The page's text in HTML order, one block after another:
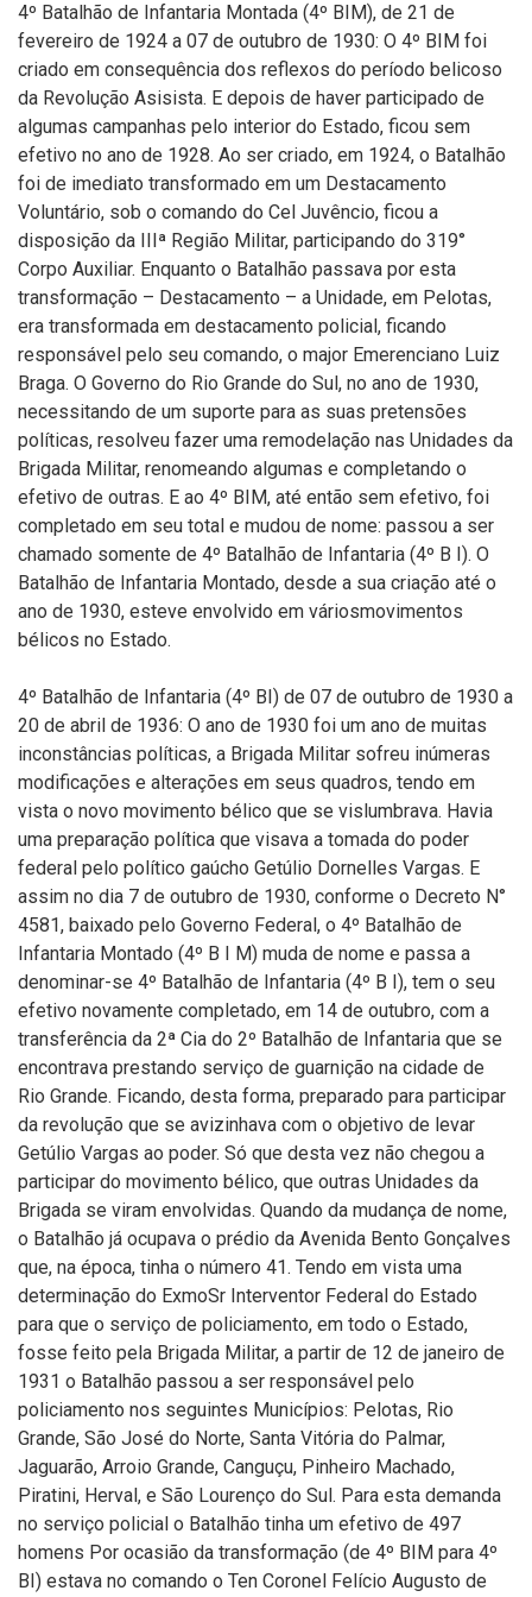
4º Batalhão de Infantaria Montada (4º BIM), de 21 de
fevereiro de 1924 a 07 de outubro de 1930: O 4º BIM foi
criado em consequência dos reflexos do período belicoso
da Revolução Asisista. E depois de haver participado de
algumas campanhas pelo interior do Estado, ficou sem
efetivo no ano de 1928. Ao ser criado, em 1924, o Batalhão
foi de imediato transformado em um Destacamento
Voluntário, sob o comando do Cel Juvêncio, ficou a
disposição da IIIª Região Militar, participando do 319°
Corpo Auxiliar. Enquanto o Batalhão passava por esta
transformação – Destacamento – a Unidade, em Pelotas,
era transformada em destacamento policial, ficando
responsável pelo seu comando, o major Emerenciano Luiz
Braga. O Governo do Rio Grande do Sul, no ano de 1930,
necessitando de um suporte para as suas pretensões
políticas, resolveu fazer uma remodelação nas Unidades da
Brigada Militar, renomeando algumas e completando o
efetivo de outras. E ao 4º BIM, até então sem efetivo, foi
completado em seu total e mudou de nome: passou a ser
chamado somente de 4º Batalhão de Infantaria (4º B I). O
Batalhão de Infantaria Montado, desde a sua criação até o
ano de 1930, esteve envolvido em váriosmovimentos
bélicos no Estado.
4º Batalhão de Infantaria (4º BI) de 07 de outubro de 1930 a
20 de abril de 1936: O ano de 1930 foi um ano de muitas
inconstâncias políticas, a Brigada Militar sofreu inúmeras
modificações e alterações em seus quadros, tendo em
vista o novo movimento bélico que se vislumbrava. Havia
uma preparação política que visava a tomada do poder
federal pelo político gaúcho Getúlio Dornelles Vargas. E
assim no dia 7 de outubro de 1930, conforme o Decreto N°
4581, baixado pelo Governo Federal, o 4º Batalhão de
Infantaria Montado (4º B I M) muda de nome e passa a
denominar-se 4º Batalhão de Infantaria (4º B I), tem o seu
efetivo novamente completado, em 14 de outubro, com a
transferência da 2ª Cia do 2º Batalhão de Infantaria que se
encontrava prestando serviço de guarnição na cidade de
Rio Grande. Ficando, desta forma, preparado para participar
da revolução que se avizinhava com o objetivo de levar
Getúlio Vargas ao poder. Só que desta vez não chegou a
participar do movimento bélico, que outras Unidades da
Brigada se viram envolvidas. Quando da mudança de nome,
o Batalhão já ocupava o prédio da Avenida Bento Gonçalves
que, na época, tinha o número 41. Tendo em vista uma
determinação do ExmoSr Interventor Federal do Estado
para que o serviço de policiamento, em todo o Estado,
fosse feito pela Brigada Militar, a partir de 12 de janeiro de
1931 o Batalhão passou a ser responsável pelo
policiamento nos seguintes Municípios: Pelotas, Rio
Grande, São José do Norte, Santa Vitória do Palmar,
Jaguarão, Arroio Grande, Canguçu, Pinheiro Machado,
Piratini, Herval, e São Lourenço do Sul. Para esta demanda
no serviço policial o Batalhão tinha um efetivo de 497
homens Por ocasião da transformação (de 4º BIM para 4º
BI) estava no comando o Ten Coronel Felício Augusto de